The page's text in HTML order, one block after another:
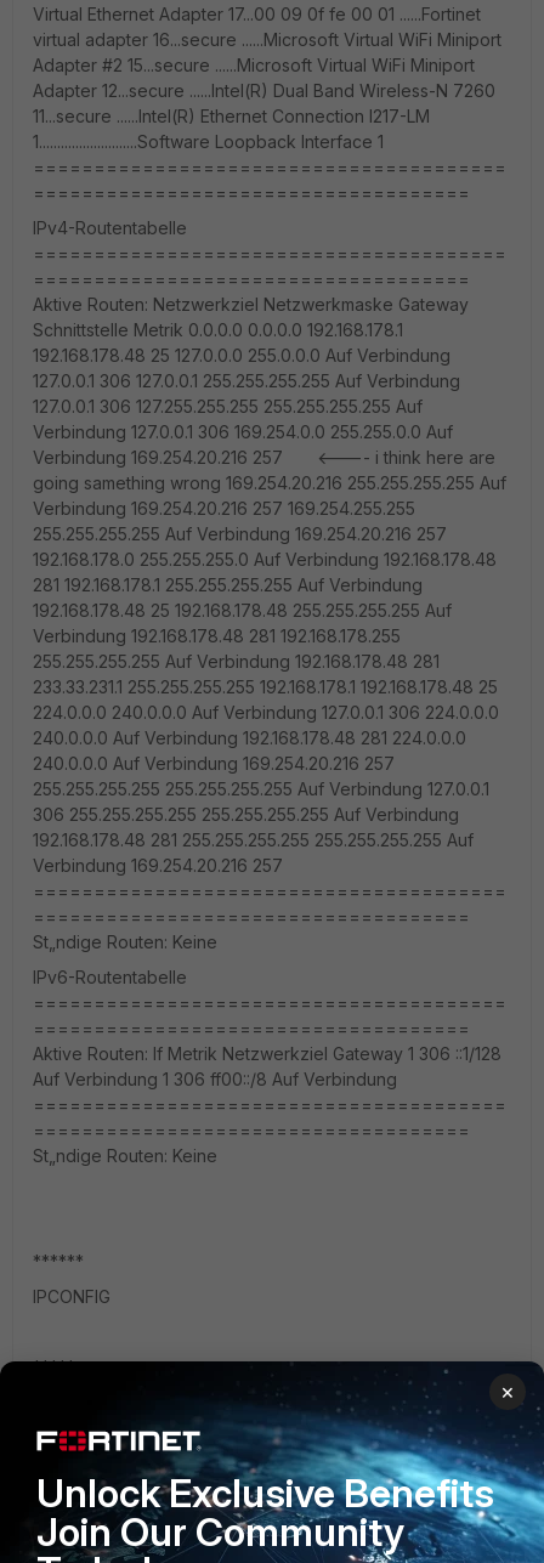
Virtual Ethernet Adapter 17...00 09 0f fe 00 01 ......Fortinet
virtual adapter 16...secure ......Microsoft Virtual WiFi Miniport
Adapter #2 15...secure ......Microsoft Virtual WiFi Miniport
Adapter 12...secure ......Intel(R) Dual Band Wireless-N 7260
11...secure ......Intel(R) Ethernet Connection I217-LM
1...........................Software Loopback Interface 1
=======================================
====================================
IPv4-Routentabelle
=======================================
====================================
Aktive Routen: Netzwerkziel Netzwerkmaske Gateway
Schnittstelle Metrik 0.0.0.0 0.0.0.0 192.168.178.1
192.168.178.48 25 127.0.0.0 255.0.0.0 Auf Verbindung
127.0.0.1 306 127.0.0.1 255.255.255.255 Auf Verbindung
127.0.0.1 306 127.255.255.255 255.255.255.255 Auf
Verbindung 127.0.0.1 306 169.254.0.0 255.255.0.0 Auf
Verbindung 169.254.20.216 257 <---- i think here are
going samething wrong 169.254.20.216 255.255.255.255 Auf
Verbindung 169.254.20.216 257 169.254.255.255
255.255.255.255 Auf Verbindung 169.254.20.216 257
192.168.178.0 255.255.255.0 Auf Verbindung 192.168.178.48
281 192.168.178.1 255.255.255.255 Auf Verbindung
192.168.178.48 25 192.168.178.48 255.255.255.255 Auf
Verbindung 192.168.178.48 281 192.168.178.255
255.255.255.255 Auf Verbindung 192.168.178.48 281
233.33.231.1 255.255.255.255 192.168.178.1 192.168.178.48 25
224.0.0.0 240.0.0.0 Auf Verbindung 127.0.0.1 306 224.0.0.0
240.0.0.0 Auf Verbindung 192.168.178.48 281 224.0.0.0
240.0.0.0 Auf Verbindung 169.254.20.216 257
255.255.255.255 255.255.255.255 Auf Verbindung 127.0.0.1
306 255.255.255.255 255.255.255.255 Auf Verbindung
192.168.178.48 281 255.255.255.255 255.255.255.255 Auf
Verbindung 169.254.20.216 257
=======================================
====================================
St„ndige Routen: Keine
IPv6-Routentabelle
=======================================
====================================
Aktive Routen: If Metrik Netzwerkziel Gateway 1 306 ::1/128
Auf Verbindung 1 306 ff00::/8 Auf Verbindung
=======================================
====================================
St„ndige Routen: Keine
******
IPCONFIG
*****
Hostname . . . . . . . . . . . . : Wsecure Prim„res DNS-Suffix . . . . .
. . : secure Knotentyp . . . . . . . . . . . . : Peer-Peer IP-Routing
aktiviert . . . . . . : Nein WINS-Proxy aktiviert . . . . . . : Nein
DNS-Suffixsuchliste . . . . . . . : secureng.com
Ethernet-Adapter LAN-Verbindung 2:
×
Unlock Exclusive Benefits
Join Our Community